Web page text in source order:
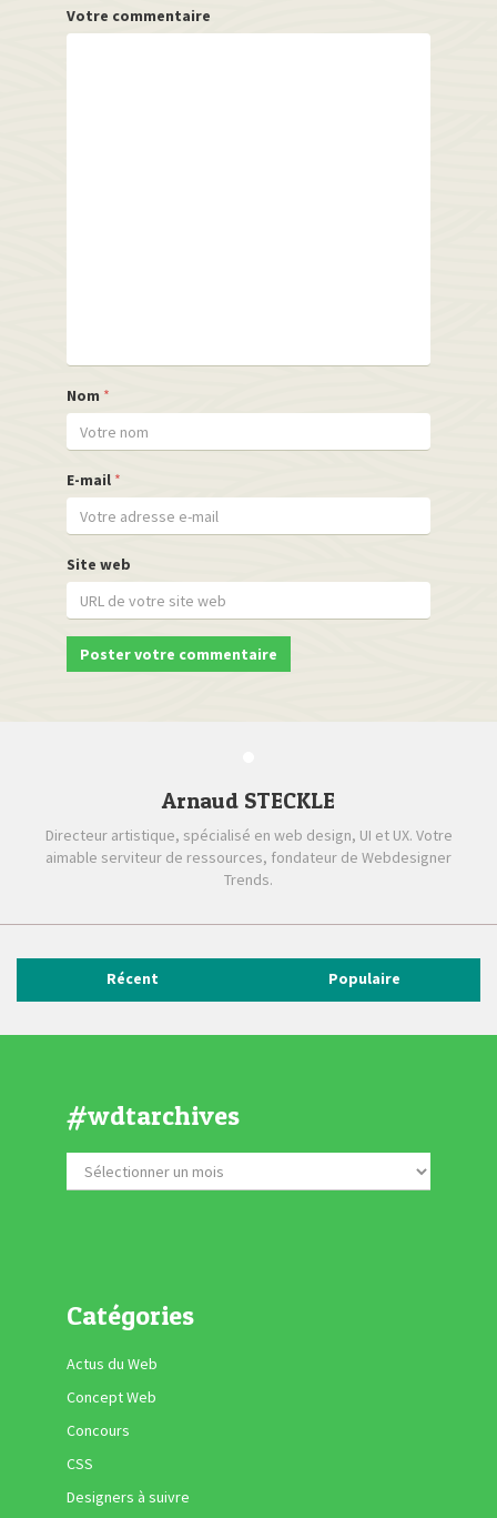
Votre commentaire
Nom *
E-mail *
Site web
Arnaud STECKLE
Directeur artistique, spécialisé en web design, UI et UX. Votre
aimable serviteur de ressources, fondateur de Webdesigner
Trends.
Récent Populaire
#wdtarchives
Catégories
Actus du Web
Concept Web
Concours
CSS
Designers à suivre